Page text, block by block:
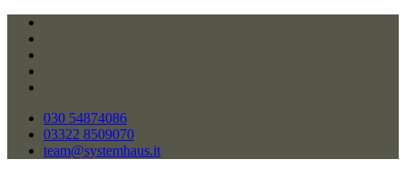
030 54874086
03322 8509070
team@systemhaus.it